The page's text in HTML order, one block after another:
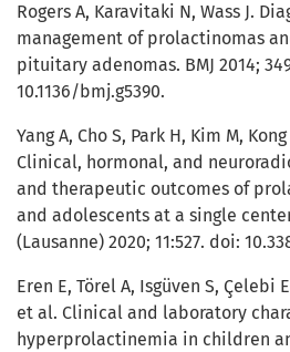
Rogers A, Karavitaki N, Wass J.
management of prolactinomas
pituitary adenomas. BMJ 2014;
10.1136/bmj.g5390.
Yang A, Cho S, Park H, Kim M,
Clinical, hormonal, and
and therapeutic outcomes of
and adolescents at a single
(Lausanne) 2020; 11:527. doi:
Eren E, Törel A, Isgüven S, Çelebi
et al. Clinical and laboratory
hyperprolactinemia in children